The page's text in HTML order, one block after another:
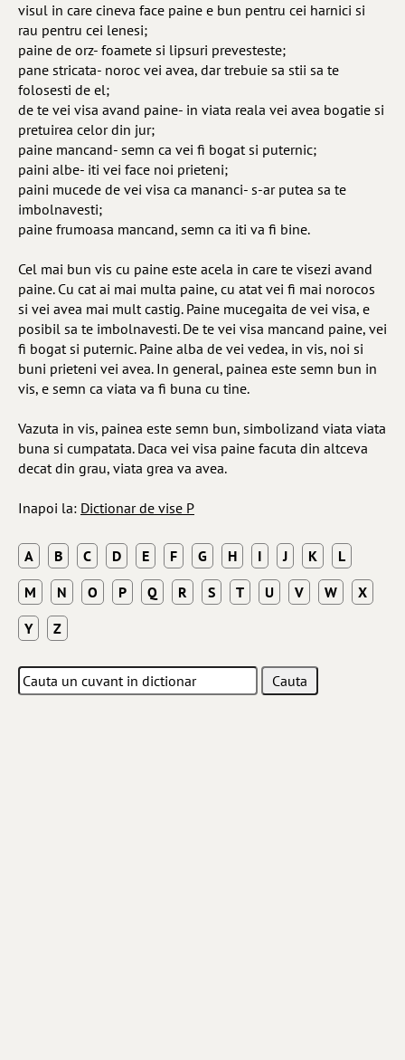
visul in care cineva face paine e bun pentru cei harnici si
rau pentru cei lenesi;
paine de orz- foamete si lipsuri prevesteste;
pane stricata- noroc vei avea, dar trebuie sa stii sa te
folosesti de el;
de te vei visa avand paine- in viata reala vei avea bogatie si
pretuirea celor din jur;
paine mancand- semn ca vei fi bogat si puternic;
paini albe- iti vei face noi prieteni;
paini mucede de vei visa ca mananci- s-ar putea sa te
imbolnavesti;
paine frumoasa mancand, semn ca iti va fi bine.
Cel mai bun vis cu paine este acela in care te visezi avand
paine. Cu cat ai mai multa paine, cu atat vei fi mai norocos
si vei avea mai mult castig. Paine mucegaita de vei visa, e
posibil sa te imbolnavesti. De te vei visa mancand paine, vei
fi bogat si puternic. Paine alba de vei vedea, in vis, noi si
buni prieteni vei avea. In general, painea este semn bun in
vis, e semn ca viata va fi buna cu tine.
Vazuta in vis, painea este semn bun, simbolizand viata viata
buna si cumpatata. Daca vei visa paine facuta din altceva
decat din grau, viata grea va avea.
Inapoi la: Dictionar de vise P
A B C D E F G H I J K
L
M
N O P Q R S T U V W
X
Y
Z